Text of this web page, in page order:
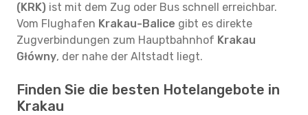
(KRK) ist mit dem Zug oder Bus schnell erreichbar.
Vom Flughafen Krakau-Balice gibt es direkte
Zugverbindungen zum Hauptbahnhof Krakau
Główny, der nahe der Altstadt liegt.
Finden Sie die besten Hotelangebote in
Krakau